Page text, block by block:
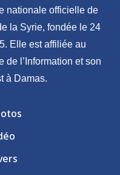
nationale officielle de
la Syrie, fondée le 24
Elle est affiliée au
de l’Information et son
à Damas.